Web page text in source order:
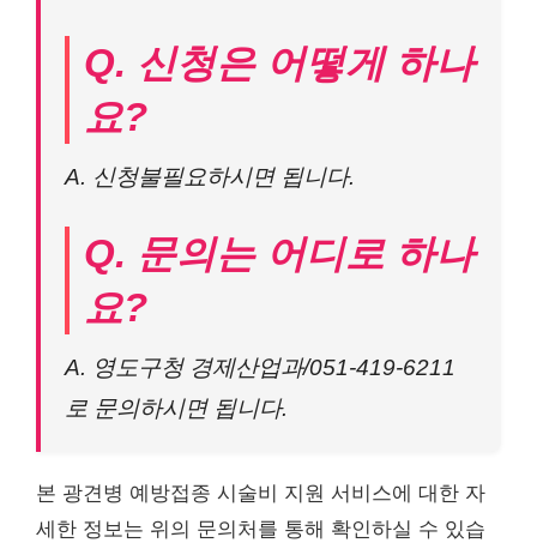
Q. 신청은 어떻게 하나
요?
A. 신청불필요하시면 됩니다.
Q. 문의는 어디로 하나
요?
A. 영도구청 경제산업과/051-419-6211
로 문의하시면 됩니다.
본 광견병 예방접종 시술비 지원 서비스에 대한 자
세한 정보는 위의 문의처를 통해 확인하실 수 있습